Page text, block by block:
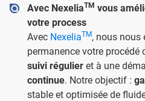
Avec NexeliaTM vous
votre process
Avec NexeliaTM, nous nous
permanence votre procédé
suivi régulieret à une
continue. Notre objectif :
stable et optimisée de